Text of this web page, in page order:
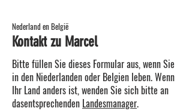
Nederland en België
Kontakt zu Marcel
Bitte füllen Sie dieses Formular aus, wenn Sie
in den Niederlanden oder Belgien leben. Wenn
Ihr Land anders ist, wenden Sie sich bitte an
dasentsprechenden Landesmanager.